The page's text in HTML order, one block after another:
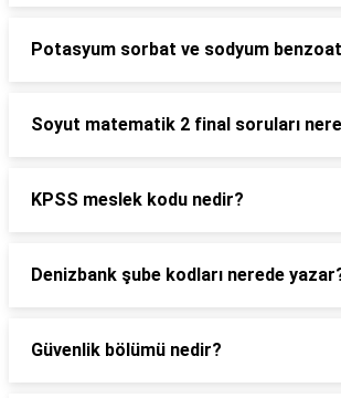
Potasyum sorbat ve sodyum benzoat
Soyut matematik 2 final soruları
KPSS meslek kodu nedir?
Denizbank şube kodları nerede
Güvenlik bölümü nedir?